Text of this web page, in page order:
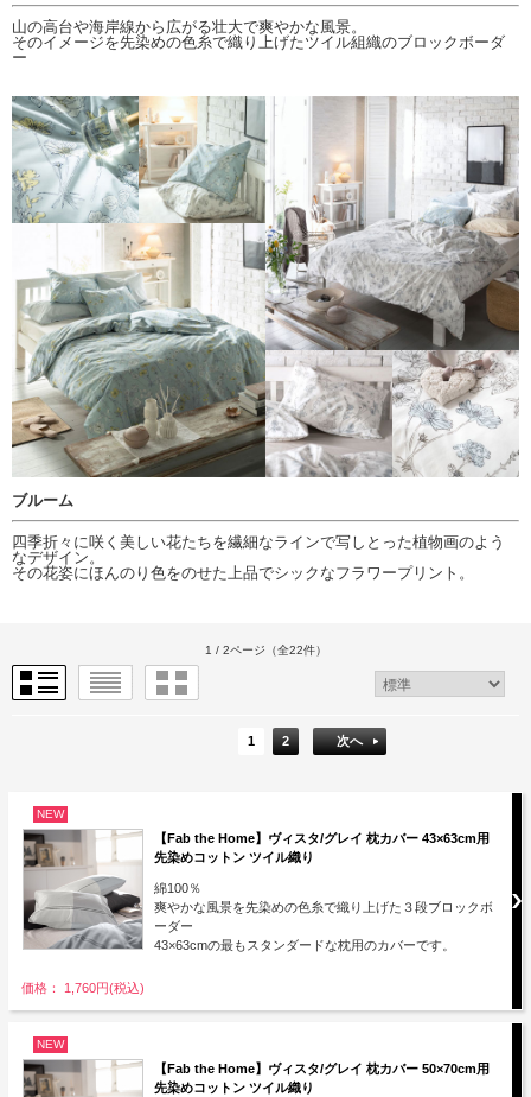
山の高台や海岸線から広がる壮大で爽やかな風景。
そのイメージを先染めの色糸で織り上げたツイル組織のブロックボーダ
ー
ブルーム
四季折々に咲く美しい花たちを繊細なラインで写しとった植物画のよう
なデザイン。
その花姿にほんのり色をのせた上品でシックなフラワープリント。
1 / 2ページ （全22件）
1 2 次へ
NEW
【Fab the Home】ヴィスタ/グレイ 枕カバー 43×63cm用
先染めコットン ツイル織り
綿100％
爽やかな風景を先染めの色糸で織り上げた３段ブロックボ
ーダー
43×63cmの最もスタンダードな枕用のカバーです。
価格： 1,760円(税込)
NEW
【Fab the Home】ヴィスタ/グレイ 枕カバー 50×70cm用
先染めコットン ツイル織り